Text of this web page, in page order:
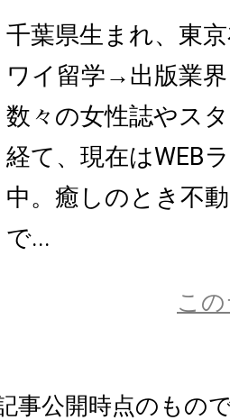
千葉県生まれ、東
ワイ留学→出版業
数々の女性誌やス
経て、現在はWEB
中。癒しのとき不
で...
こ
事公開時点のもの